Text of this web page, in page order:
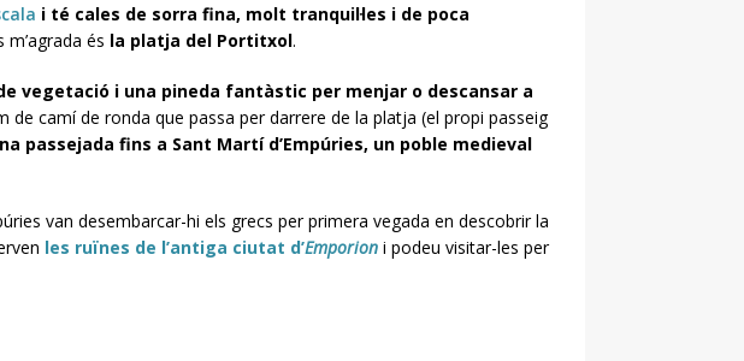
i té cales de sorra fina, molt tranquil·les i de poca
és la platja del Portitxol.
vegetació i una pineda fantàstic per menjar o descansar a
de camí de ronda que passa per darrere de la platja (el propi passeig
passejada fins a Sant Martí d’Empúries, un poble medieval
van desembarcar-hi els grecs per primera vegada en descobrir la
les ruïnes de l’antiga ciutat d’Emporioni podeu visitar-les per